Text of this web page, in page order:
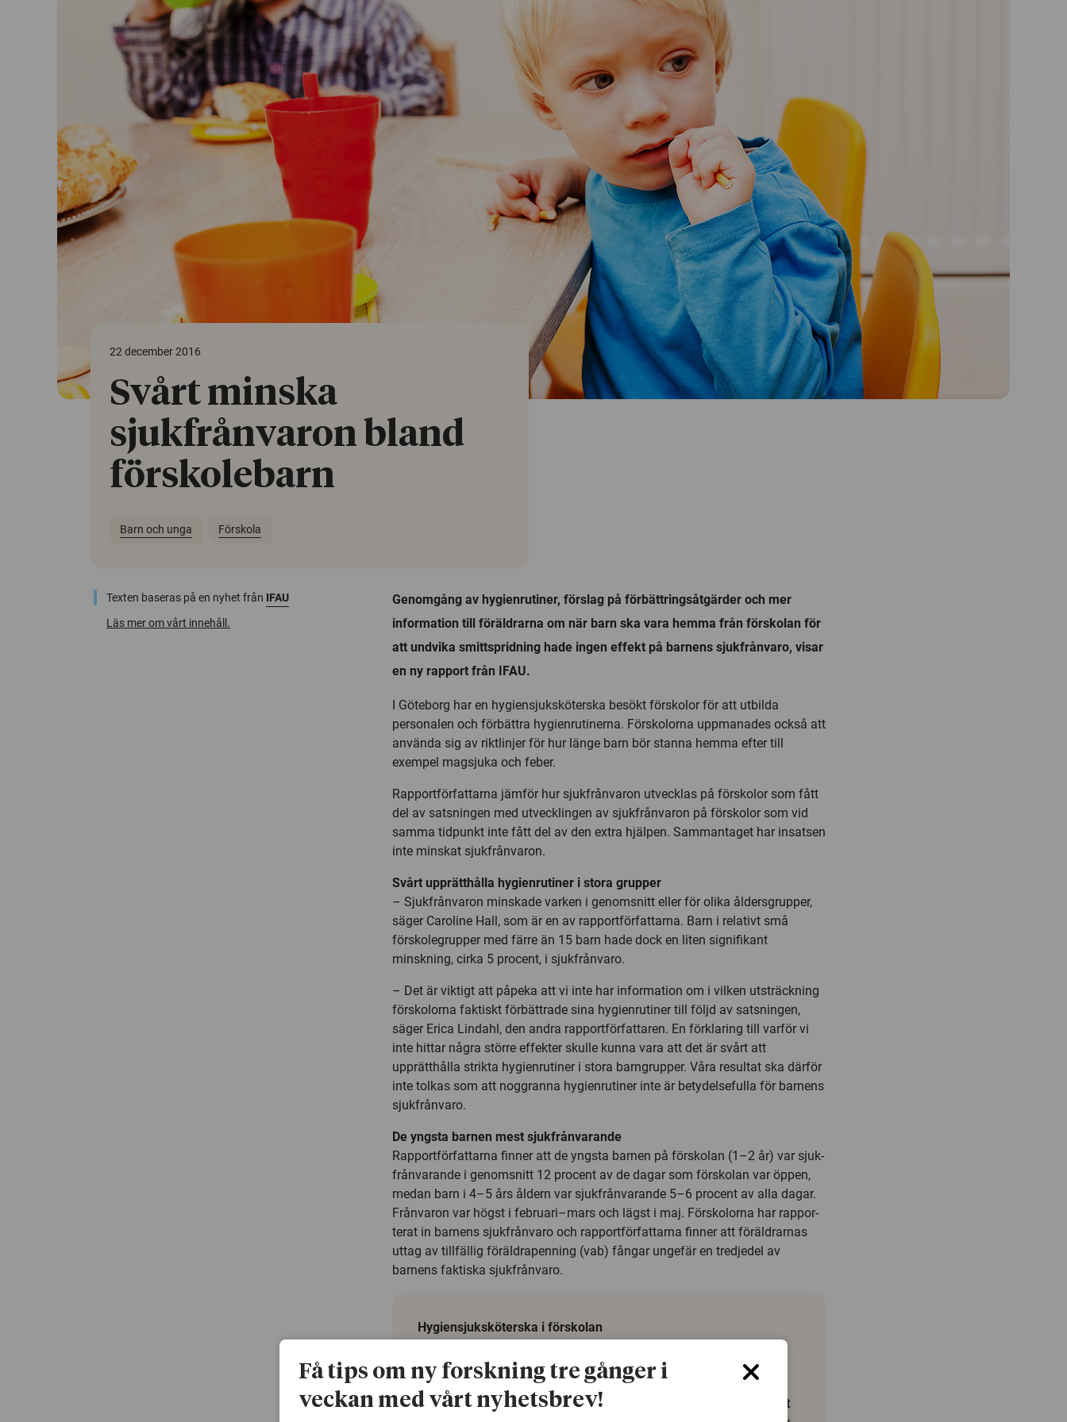
22 december 2016
Svårt minska
sjukfrånvaron bland
förskolebarn
Barn och unga Förskola
Texten baseras på en nyhet från IFAU
Läs mer om vårt innehåll.
Genomgång av hygienrutiner, förslag på förbättringsåtgärder och mer
information till föräldrarna om när barn ska vara hemma från förskolan för
att undvika smittspridning hade ingen effekt på barnens sjukfrånvaro, visar
en ny rapport från IFAU.
I Göteborg har en hygiensjuksköterska besökt förskolor för att utbilda
personalen och förbättra hygienrutinerna. Förskolorna uppmanades också att
använda sig av riktlinjer för hur länge barn bör stanna hemma efter till
exempel magsjuka och feber.
Rapportförfattarna jämför hur sjukfrånvaron utvecklas på förskolor som fått
del av satsningen med utvecklingen av sjukfrånvaron på förskolor som vid
samma tidpunkt inte fått del av den extra hjälpen. Sammantaget har insatsen
inte minskat sjukfrånvaron.
Svårt upprätthålla hygienrutiner i stora grupper
– Sjukfrånvaron minskade varken i genomsnitt eller för olika åldersgrupper,
säger Caroline Hall, som är en av rapportförfattarna. Barn i relativt små
förskolegrupper med färre än 15 barn hade dock en liten signifikant
minskning, cirka 5 procent, i sjukfrånvaro.
– Det är viktigt att påpeka att vi inte har information om i vilken utsträckning
förskolorna faktiskt förbättrade sina hygienrutiner till följd av satsningen,
säger Erica Lindahl, den andra rapportförfattaren. En förklaring till varför vi
inte hittar några större effekter skulle kunna vara att det är svårt att
upprätthålla strikta hygienrutiner i stora barngrupper. Våra resultat ska därför
inte tolkas som att noggranna hygienrutiner inte är betydelsefulla för barnens
sjukfrånvaro.
De yngsta barnen mest sjukfrånvarande
Rapportförfattarna finner att de yngsta barnen på förskolan (1–2 år) var sjuk­
frånvarande i genomsnitt 12 procent av de dagar som förskolan var öppen,
medan barn i 4–5 års åldern var sjukfrånvarande 5–6 procent av alla dagar.
Frånvaron var högst i februari–mars och lägst i maj. Förskolorna har rappor­
terat in barnens sjukfrånvaro och rapportförfattarna finner att föräldrarnas
uttag av tillfällig föräldrapenning (vab) fångar ungefär en tredjedel av
barnens faktiska sjukfrånvaro.
Hygiensjuksköterska i förskolan
förskolan och hur ofta de är sjukfrånvarande och varför. Inom
ramen för denna studie har vi samlat in uppgifter om vilka barn
som går i förskolan i Göteborg. Till dessa uppgifter har vi kopplat
Få tips om ny forskning tre gånger i
veckan med vårt nyhetsbrev!